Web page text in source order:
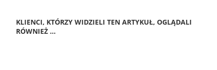
KLIENCI, KTÓRZY WIDZIELI TEN ARTYKUŁ, OGLĄDALI
RÓWNIEŻ ...